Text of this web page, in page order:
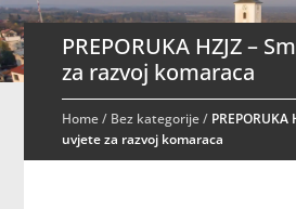
PREPORUKA HZJZ –
za razvoj komaraca
Home/ Bez kategorije/
uvjete za razvoj komaraca